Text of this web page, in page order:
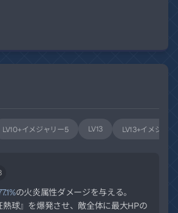
LV10+イメジャリー5 LV13 LV13+イメジャ
の火炎属性ダメージを与える。
球』を爆発させ、敵全体に最大HPの